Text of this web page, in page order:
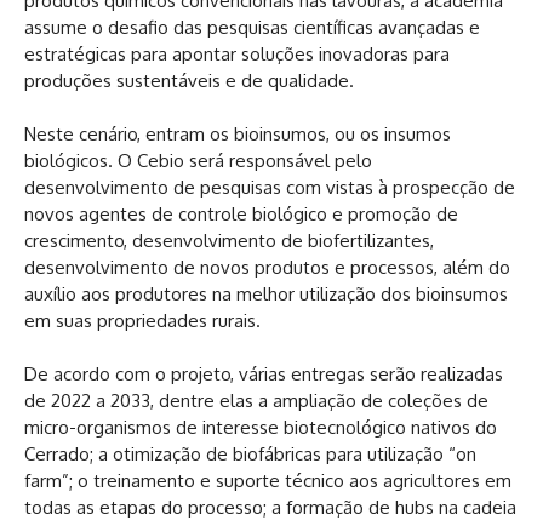
assume o desafio das pesquisas científicas avançadas e
estratégicas para apontar soluções inovadoras para
produções sustentáveis e de qualidade.
Neste cenário, entram os bioinsumos, ou os insumos
biológicos. O Cebio será responsável pelo
desenvolvimento de pesquisas com vistas à prospecção de
novos agentes de controle biológico e promoção de
crescimento, desenvolvimento de biofertilizantes,
desenvolvimento de novos produtos e processos, além do
auxílio aos produtores na melhor utilização dos bioinsumos
em suas propriedades rurais.
De acordo com o projeto, várias entregas serão realizadas
de 2022 a 2033, dentre elas a ampliação de coleções de
micro-organismos de interesse biotecnológico nativos do
Cerrado; a otimização de biofábricas para utilização “on
farm”; o treinamento e suporte técnico aos agricultores em
todas as etapas do processo; a formação de hubs na cadeia